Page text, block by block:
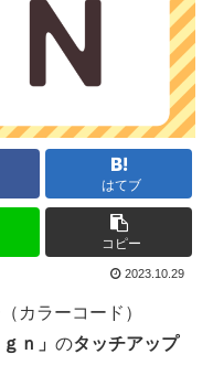
はてブ
コピー
2023.10.29
カラーコード）
ｎ」 のタッチアップ